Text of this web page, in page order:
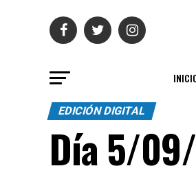
EDICIÓN DIGITAL
Día 5/